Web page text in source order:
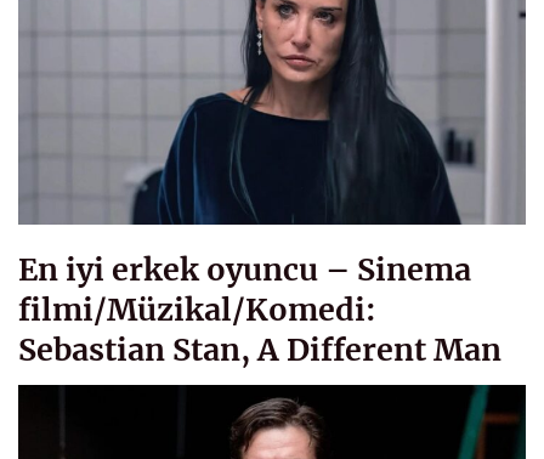
En iyi erkek oyuncu – Sinema
filmi/Müzikal/Komedi:
Sebastian Stan, A Different Man